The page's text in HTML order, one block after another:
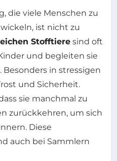
die viele Menschen zu
ist nicht zu
Stofftiere sind oft
und begleiten sie
Besonders in stressigen
und Sicherheit.
sie manchmal zu
zurückkehren, um sich
Diese
auch bei Sammlern